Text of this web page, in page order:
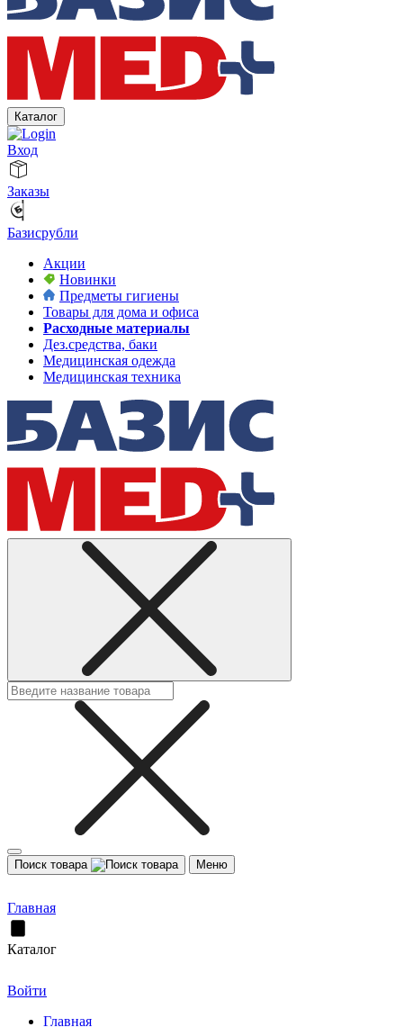
Каталог
Вход
Заказы
Базисрубли
Акции
Новинки
Предметы гигиены
Товары для дома и офиса
Расходные материалы
Дез.средства, баки
Медицинская одежда
Медицинская техника
Поиск товара Меню
Главная
Каталог
Войти
Главная